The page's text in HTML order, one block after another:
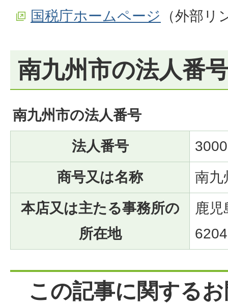
国税庁ホームページ （外部リ
南九州市の法人番
南九州市の法人番号
法人番号
商号又は名称
南九
本店又は主たる事務所の
所在地
鹿
6204
この記事に関する